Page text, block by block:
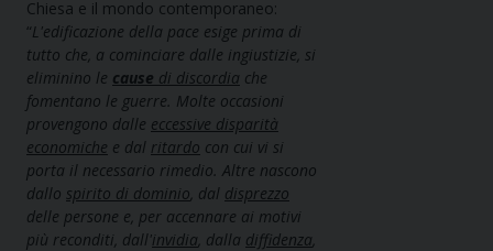
Chiesa e il mondo contemporaneo:
“L'edificazione della pace esige prima di
tutto che, a cominciare dalle ingiustizie, si
eliminino le cause di discordia che
fomentano le guerre. Molte occasioni
provengono dalle eccessive disparità
economiche e dal ritardo con cui vi si
porta il necessario rimedio. Altre nascono
dallo spirito di dominio , dal disprezzo
delle persone e, per accennare ai motivi
più reconditi, dall'invidia , dalla diffidenza